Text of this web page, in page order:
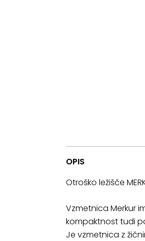
OPIS
Otroško ležišče
Vzmetnica Merkur
kompaktnost tudi
Je vzmetnica z